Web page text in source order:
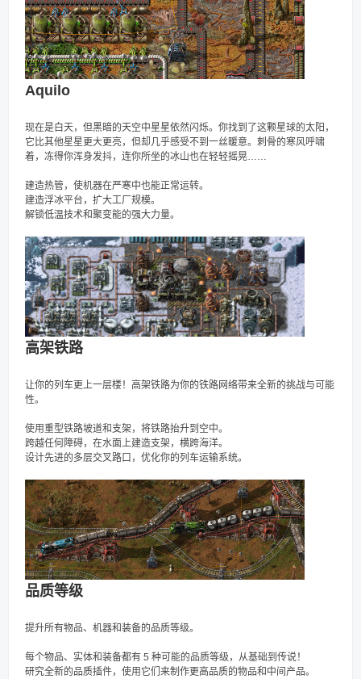
Aquilo
现在是白天，但黑暗的天空中星星依然闪烁。你找到了这颗星球的太阳，
它比其他星星更大更亮，但却几乎感受不到一丝暖意。刺骨的寒风呼啸
着，冻得你浑身发抖，连你所坐的冰山也在轻轻摇晃……
建造热管，使机器在严寒中也能正常运转。
建造浮冰平台，扩大工厂规模。
解锁低温技术和聚变能的强大力量。
高架铁路
让你的列车更上一层楼！高架铁路为你的铁路网络带来全新的挑战与可能
性。
使用重型铁路坡道和支架，将铁路抬升到空中。
跨越任何障碍，在水面上建造支架，横跨海洋。
设计先进的多层交叉路口，优化你的列车运输系统。
品质等级
提升所有物品、机器和装备的品质等级。
每个物品、实体和装备都有 5 种可能的品质等级，从基础到传说！
研究全新的品质插件，使用它们来制作更高品质的物品和中间产品。